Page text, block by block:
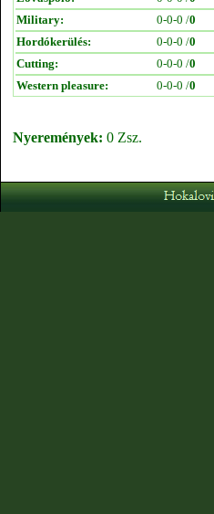
Military:
0-0-0 /0
Hordókerülés:
0-0-0 /0
Cutting:
0-0-0 /0
Western pleasure:
0-0-0 /0
Nyeremények: 0 Zsz.